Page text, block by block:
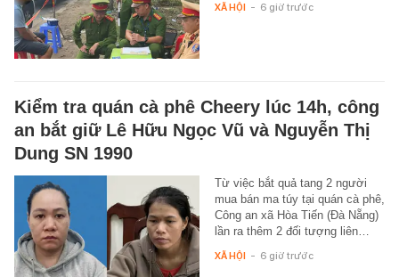
XÃ HỘI - 6 giờ trước
Kiểm tra quán cà phê Cheery lúc 14h, công
an bắt giữ Lê Hữu Ngọc Vũ và Nguyễn Thị
Dung SN 1990
Từ việc bắt quả tang 2 người
mua bán ma túy tại quán cà phê,
Công an xã Hòa Tiến (Đà Nẵng)
lần ra thêm 2 đối tượng liên…
XÃ HỘI - 6 giờ trước